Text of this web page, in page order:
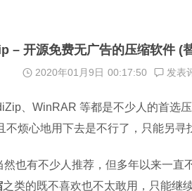
– 开源免费无广告的压缩软件
2020年01月9日 00:17:50 发表
、WinRAR 等都是不少人的首选
不烦心地用下去是不行了，只能另寻
然也有不少人推荐，但多年以来一直
之类的既不喜欢也不太敢用，只能继